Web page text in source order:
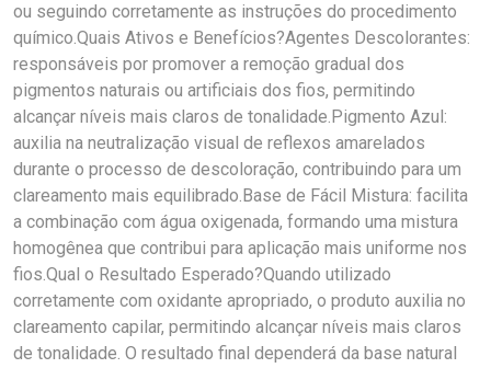
ou seguindo corretamente as instruções do procedimento
químico.Quais Ativos e Benefícios?Agentes Descolorantes:
responsáveis por promover a remoção gradual dos
pigmentos naturais ou artificiais dos fios, permitindo
alcançar níveis mais claros de tonalidade.Pigmento Azul:
auxilia na neutralização visual de reflexos amarelados
durante o processo de descoloração, contribuindo para um
clareamento mais equilibrado.Base de Fácil Mistura: facilita
a combinação com água oxigenada, formando uma mistura
homogênea que contribui para aplicação mais uniforme nos
fios.Qual o Resultado Esperado?Quando utilizado
corretamente com oxidante apropriado, o produto auxilia no
clareamento capilar, permitindo alcançar níveis mais claros
de tonalidade. O resultado final dependerá da base natural